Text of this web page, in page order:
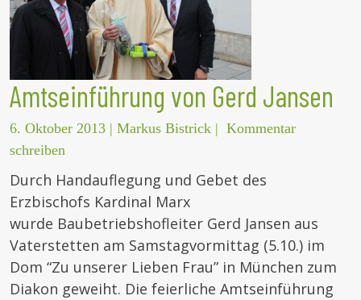
Amtseinführung von Gerd Jansen
6. Oktober 2013 | Markus Bistrick | Kommentar
schreiben
Durch Handauflegung und Gebet des
Erzbischofs Kardinal Marx
wurde Baubetriebshofleiter Gerd Jansen aus
Vaterstetten am Samstagvormittag (5.10.) im
Dom “Zu unserer Lieben Frau” in München zum
Diakon geweiht. Die feierliche Amtseinführung